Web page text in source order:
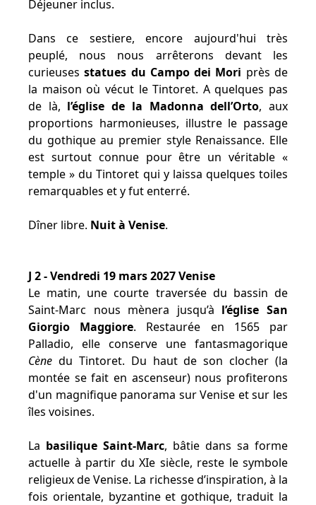
Déjeuner inclus.
Dans ce sestiere, encore aujourd'hui très
peuplé, nous nous arrêterons devant les
curieusesstatues du Campo dei Mori près de
la maison où vécut le Tintoret. A quelques pas
de là, l’église de la Madonna dell’Orto, aux
proportions harmonieuses, illustre le passage
du gothique au premier style Renaissance. Elle
est surtout connue pour être un véritable «
temple » du Tintoret qui y laissa quelques toiles
remarquables et y fut enterré.
Dîner libre. Nuit à Venise.
J 2 - Vendredi 19 mars 2027 Venise
Le matin, une courte traversée du bassin de
Saint-Marc nous mènera jusqu’à l’église San
Giorgio Maggiore. Restaurée en 1565 par
Palladio, elle conserve une fantasmagorique
Cène du Tintoret. Du haut de son clocher (la
montée se fait en ascenseur) nous profiterons
d'un magnifique panorama sur Venise et sur les
îles voisines.
La basilique Saint-Marc, bâtie dans sa forme
actuelle à partir du XIe siècle, reste le symbole
religieux de Venise. La richesse d’inspiration, à la
fois orientale, byzantine et gothique, traduit la